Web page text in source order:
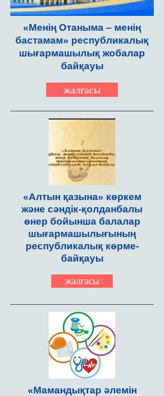
«Менің Отаныма – менің
бастамам» республикалық
шығармашылық жобалар
байқауы
жалғасы
«Алтын қазына» көркем
және сәндік-қолданбалы
өнер бойынша балалар
шығармашылығының
республикалық көрме-
байқауы
жалғасы
«Мамандықтар әлемін